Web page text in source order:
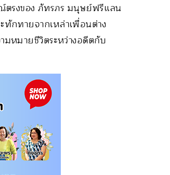
ณ์ตรงของ ภัทรภร มนุษย์ฟรีแลน
กทายจากเหล่าเพื่อนต่าง
หมายชีวิตระหว่างอดีตกับ